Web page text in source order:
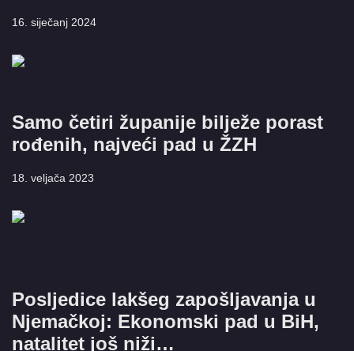
16. siječanj 2024
Samo četiri županije bilježe porast
rođenih, najveći pad u ŽZH
18. veljača 2023
Posljedice lakšeg zapošljavanja u
Njemačkoj: Ekonomski pad u BiH,
natalitet još niži…